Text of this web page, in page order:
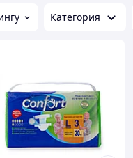
Категория